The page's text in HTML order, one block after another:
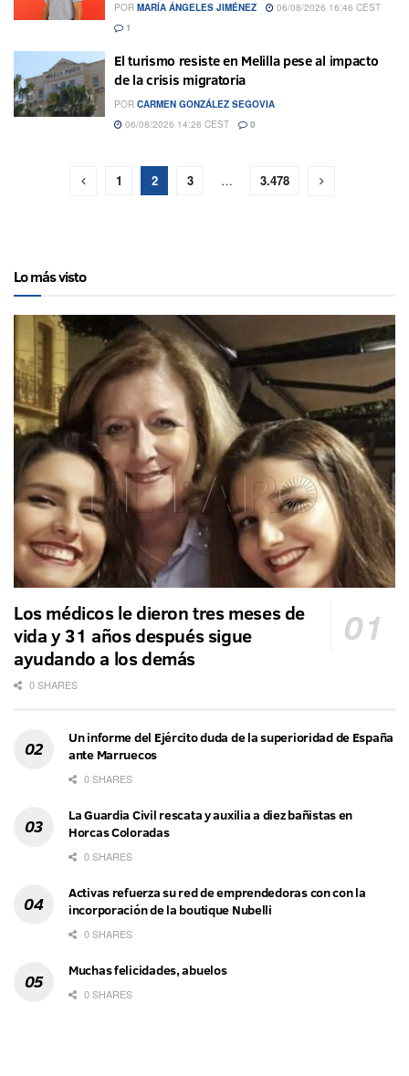
POR MARÍA ÁNGELES JIMÉNEZ
06/08/2026 16:46 CEST
1
El turismo resiste en Melilla pese al impacto
de la crisis migratoria
POR CARMEN GONZÁLEZ SEGOVIA
06/08/2026 14:26 CEST
0
1 2 3 … 3.478
Lo más visto
Los médicos le dieron tres meses de
vida y 31 años después sigue
ayudando a los demás
0 SHARES
Un informe del Ejército duda de la superioridad de España
ante Marruecos
0 SHARES
La Guardia Civil rescata y auxilia a diez bañistas en
Horcas Coloradas
0 SHARES
Activas refuerza su red de emprendedoras con con la
incorporación de la boutique Nubelli
0 SHARES
Muchas felicidades, abuelos
0 SHARES